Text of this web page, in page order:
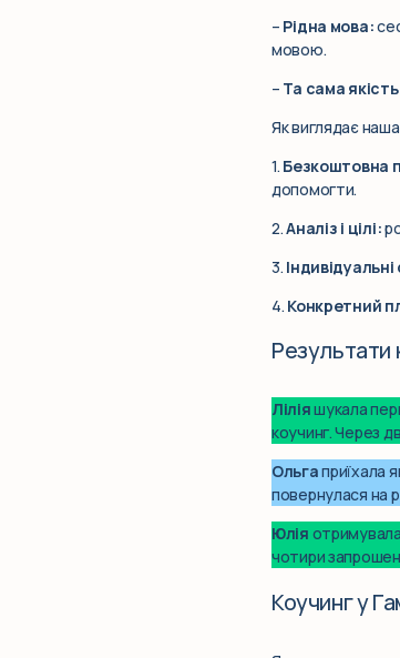
– Рідна мова:
мовою.
– Та сама
Як виглядає
1. Безкоштовна
допомогти.
2.Аналіз і цілі:
3. Індивідуальні
4. Конкретний
Результати
Ліліяшукала
коучинг. Через
Ольгаприїхала
повернулася на
Юлія
чотири
Коучинг у